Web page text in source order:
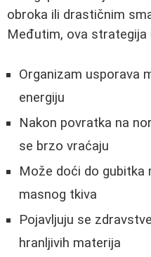
obroka ili drastičnim
Međutim, ova
Organizam usporava
energiju
Nakon povratka na
se brzo vraćaju
Može doći do gubitka
masnog tkiva
Pojavljuju se
hranljivih materija